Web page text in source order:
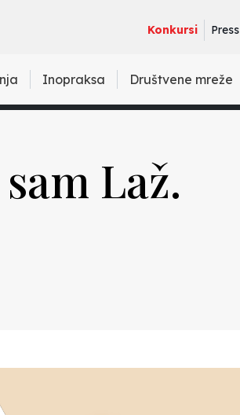
Konkursi Press
Inopraksa Društvene mreže
Laž.